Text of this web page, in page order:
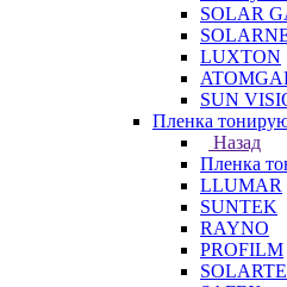
SOLAR
LUXTON
SUN
Пленка
Назад
Пленка
LLUMAR
SUNTEK
RAYNO
PROFILM